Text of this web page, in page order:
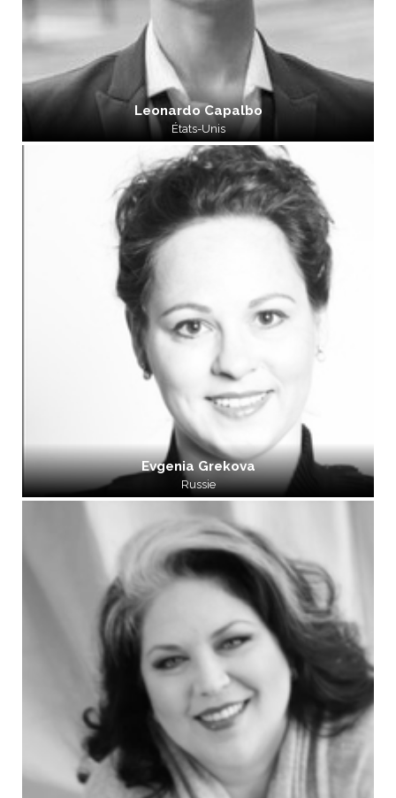
Leonardo Capalbo
États-Unis
Evgenia Grekova
Russie